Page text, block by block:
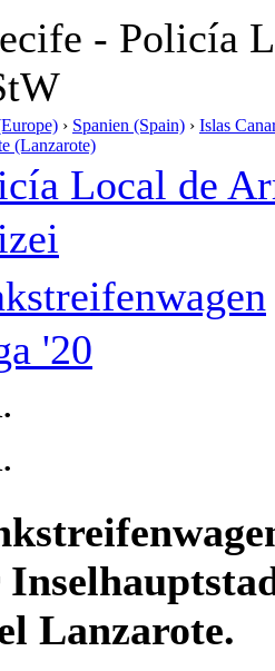
- Policía
› Spanien (Spain) › Islas
(Lanzarote)
Local de
'20
Lanzarote.